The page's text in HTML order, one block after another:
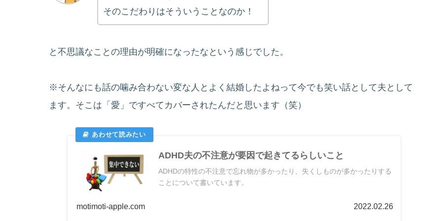
そのこだわりはそういうことなのか！
と不思議なことの理由が明確になったなという感じでした。
※そんなにも話の噛み合わない変な人とよく結婚したよねって今でも笑い話として夫として
ます。そこは「愛」ですべてカバーされたんだと思います（笑）
ADHD夫の不注意が要因で起きてるらしいこと
ADHDの特性の不注意で忘れ物が多かったり、失くしものが多かったりする
ことについて書いています。
motimoti-apple.com 2022.02.26